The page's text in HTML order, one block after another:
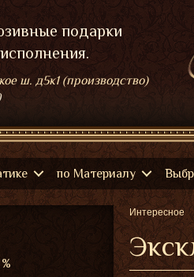
подарки
ш. д5к1 (производство)
по Материалу
Интересное